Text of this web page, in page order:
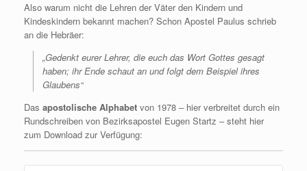
Also warum nicht die Lehren der Väter den Kindern und
Kindeskindern bekannt machen? Schon Apostel Paulus schrieb
an die Hebräer:
„Gedenkt eurer Lehrer, die euch das Wort Gottes gesagt
haben; ihr Ende schaut an und folgt dem Beispiel ihres
Glaubens“
Das apostolische Alphabet von 1978 – hier verbreitet durch ein
Rundschreiben von Bezirksapostel Eugen Startz – steht hier
zum Download zur Verfügung: